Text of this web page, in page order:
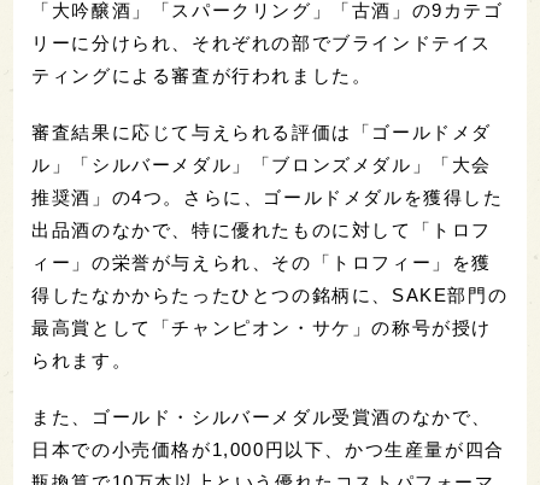
「大吟醸酒」「スパークリング」「古酒」の9カテゴ
リーに分けられ、それぞれの部でブラインドテイス
ティングによる審査が行われました。
審査結果に応じて与えられる評価は「ゴールドメダ
ル」「シルバーメダル」「ブロンズメダル」「大会
推奨酒」の4つ。さらに、ゴールドメダルを獲得した
出品酒のなかで、特に優れたものに対して「トロフ
ィー」の栄誉が与えられ、その「トロフィー」を獲
得したなかからたったひとつの銘柄に、SAKE部門の
最高賞として「チャンピオン・サケ」の称号が授け
られます。
また、ゴールド・シルバーメダル受賞酒のなかで、
日本での小売価格が1,000円以下、かつ生産量が四合